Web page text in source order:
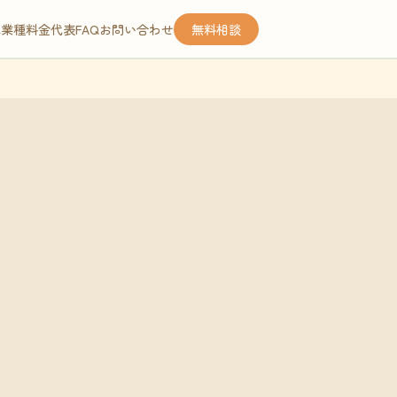
種料金代表FAQお問い合わせ 無料相談